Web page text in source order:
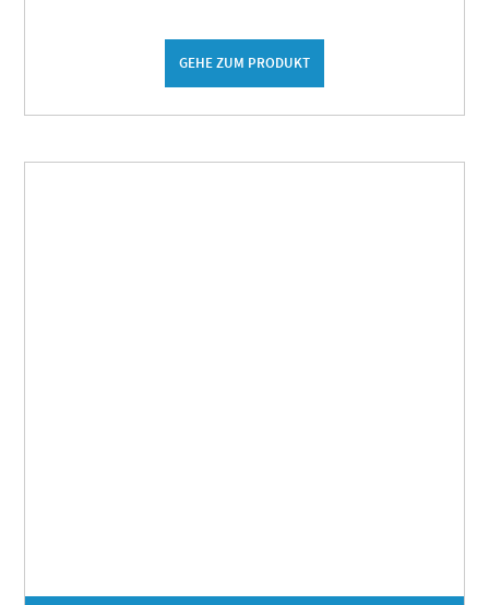
GEHE ZUM PRODUKT